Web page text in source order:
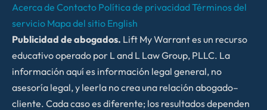
Acerca de Contacto Política de privacidadTérminos del
servicio Mapa del sitio English
Publicidad de abogados. Lift My Warrant es un recurso
educativo operado por L and L Law Group, PLLC. La
información aquí es información legal general, no
asesoría legal, y leerla no crea una relación abogado–
cliente. Cada caso es diferente; los resultados dependen